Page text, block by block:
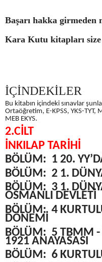
Başarı hakka girmeden
Kara Kutu kitapları size
İÇİNDEKİLER
Bu kitabın içindeki sınavlar
Ortaöğretim, E-KPSS, YKS-TYT,
MEB EKYS.
2.CİLT
İNKILAP TARİHİ
BÖLÜM: 1 20.
BÖLÜM: 2 1.
BÖLÜM: 3 1.
OSMANLI DEVLETİ
BÖLÜM: 4
DÖNEMİ
BÖLÜM: 5 TBMM -
1921 ANAYASASI
BÖLÜM: 6